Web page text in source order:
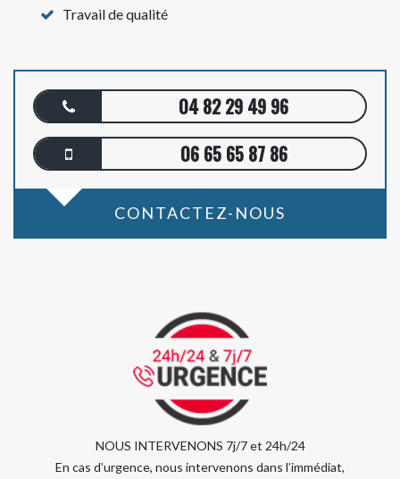
Travail de qualité
04 82 29 49 96
06 65 65 87 86
CONTACTEZ-NOUS
NOUS INTERVENONS 7j/7 et 24h/24
En cas d’urgence, nous intervenons dans l’immédiat,